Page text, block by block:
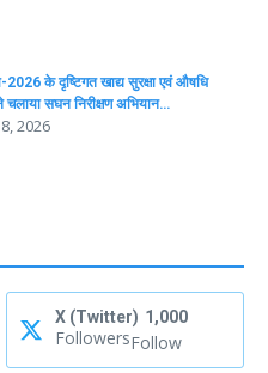
2026 के दृष्टिगत खाद्य सुरक्षा एवं औषधि
चलाया सघन निरीक्षण अभियान…
2026
X (Twitter) 1,000
FollowersFollow